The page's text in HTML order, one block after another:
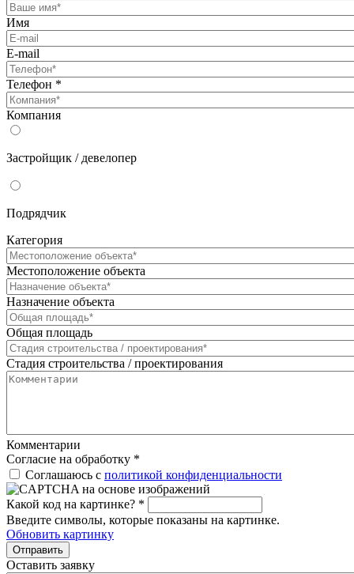
Имя
E-mail
Телефон *
Компания
Застройщик / девелопер
Подрядчик
Категория
Местоположение объекта
Назначение объекта
Общая площадь
Стадия строительства / проектирования
Комментарии
Согласие на обработку *
Соглашаюсь с политикой конфиденциальности
Какой код на картинке? *
Введите символы, которые показаны на картинке.
Обновить картинку
Отправить
Оставить заявку